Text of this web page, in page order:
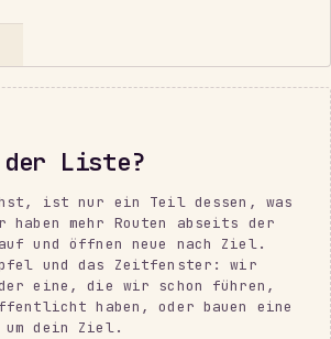
Liste?
ist nur ein Teil dessen, was
mehr Routen abseits der
und öffnen neue nach Ziel.
und das Zeitfenster: wir
eine, die wir schon führen,
haben, oder bauen eine
um dein Ziel.